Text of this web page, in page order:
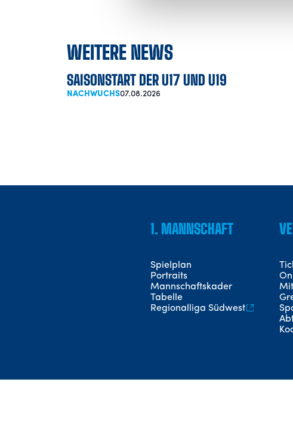
WEITERE NEWS
SAISONSTART DER U17 UND U19
NACHWUCHS07.08.2026
1. MANNSCHAFT
Spielplan
Portraits
Mannschaftskader
Tabelle
Regionalliga Südwest